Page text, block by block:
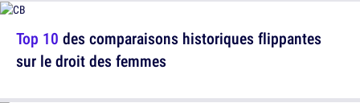
Top 10 des comparaisons historiques flippantes
sur le droit des femmes